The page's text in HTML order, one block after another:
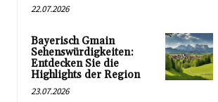
22.07.2026
Bayerisch Gmain
Sehenswürdigkeiten:
Entdecken Sie die
Highlights der Region
23.07.2026